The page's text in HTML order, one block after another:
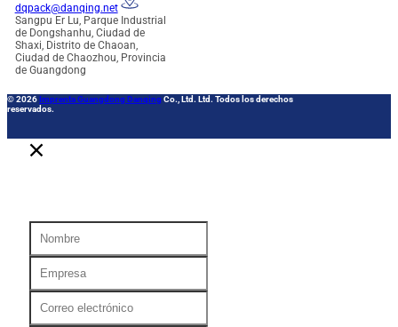
dqpack@danqing.net
Sangpu Er Lu, Parque Industrial
de Dongshanhu, Ciudad de
Shaxi, Distrito de Chaoan,
Ciudad de Chaozhou, Provincia
de Guangdong
© 2026Imprenta Guangdong Danqing Co., Ltd. Ltd. Todos los derechos
reservados.